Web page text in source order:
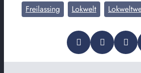
Freilassing Lokwelt